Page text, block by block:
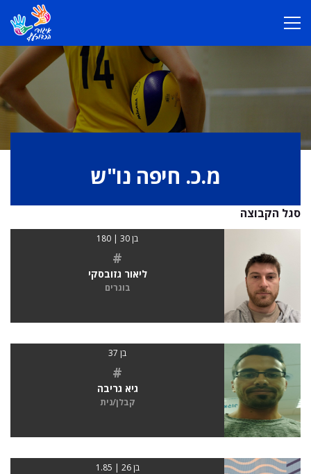
מ.כ. חיפה נו"ש
סגל הקבוצה
בן 30 | 180
#
ליאור גזובסקי
בוגרים
בן 37
#
גיא גריבה
קבלן/נית
בן 26 | 1.85